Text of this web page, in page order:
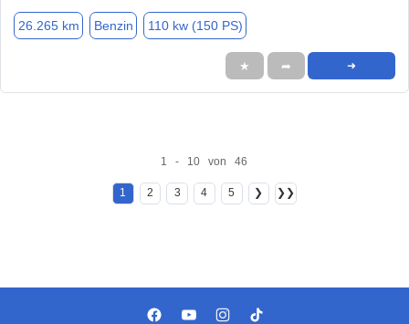
26.265 km Benzin 110 kw (150 PS)
★ ➦ ➜
1 - 10 von 46
1 2 3 4 5 ❯ ❯❯